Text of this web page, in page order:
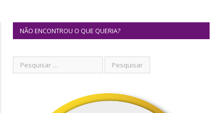
NÃO ENCONTROU O QUE QUERIA?